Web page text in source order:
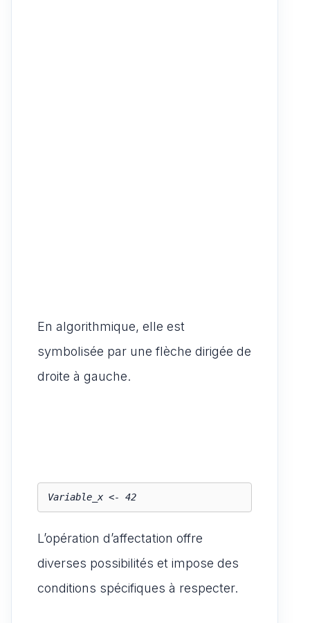
En algorithmique, elle est
symbolisée par une flèche dirigée de
droite à gauche.
L’opération d’affectation offre
diverses possibilités et impose des
conditions spécifiques à respecter.